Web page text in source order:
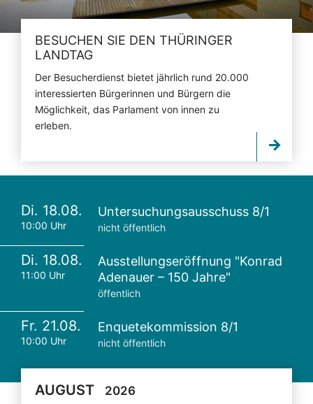
BESUCHEN SIE DEN THÜRINGER
LANDTAG
Der Besucherdienst bietet jährlich rund 20.000
interessierten Bürgerinnen und Bürgern die
Möglichkeit, das Parlament von innen zu
erleben.
Di. 18.08.
10:00 Uhr
Untersuchungsausschuss 8/1
nicht öffentlich
Di. 18.08.
11:00 Uhr
Ausstellungseröffnung "Konrad
Adenauer – 150 Jahre"
öffentlich
Fr. 21.08.
10:00 Uhr
Enquetekommission 8/1
nicht öffentlich
AUGUST 2026